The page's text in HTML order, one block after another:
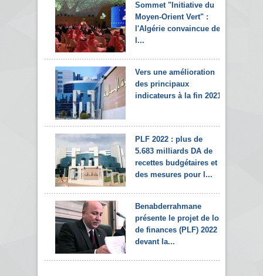
Sommet "Initiative du
Moyen-Orient Vert" :
l'Algérie convaincue de
l...
Vers une amélioration
des principaux
indicateurs à la fin 2021
PLF 2022 : plus de
5.683 milliards DA de
recettes budgétaires et
des mesures pour l...
Benabderrahmane
présente le projet de loi
de finances (PLF) 2022
devant la...